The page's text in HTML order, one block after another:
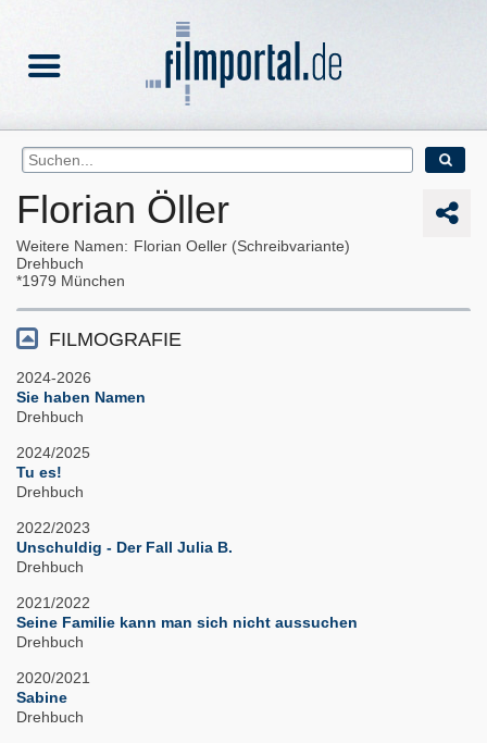
Florian Öller
Weitere Namen
Florian Oeller (Schreibvariante)
Drehbuch
1979 München
FILMOGRAFIE
2024-2026
Sie haben Namen
Drehbuch
2024/2025
Tu es!
Drehbuch
2022/2023
Unschuldig - Der Fall Julia B.
Drehbuch
2021/2022
Seine Familie kann man sich nicht aussuchen
Drehbuch
2020/2021
Sabine
Drehbuch